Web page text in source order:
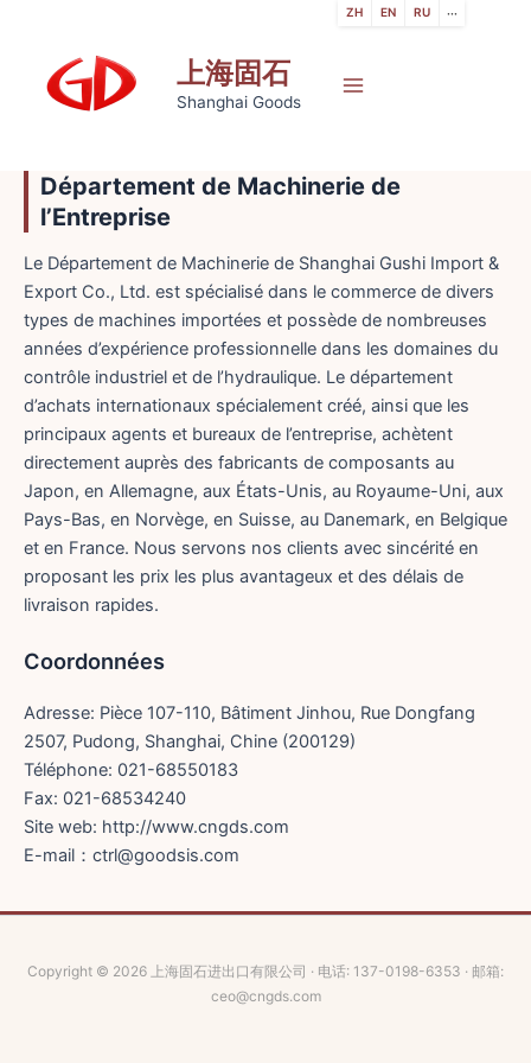
上海固石
Shanghai Goods
Département de Machinerie de
l’Entreprise
Le Département de Machinerie de Shanghai Gushi Import &
Export Co., Ltd. est spécialisé dans le commerce de divers
types de machines importées et possède de nombreuses
années d’expérience professionnelle dans les domaines du
contrôle industriel et de l’hydraulique. Le département
d’achats internationaux spécialement créé, ainsi que les
principaux agents et bureaux de l’entreprise, achètent
directement auprès des fabricants de composants au
Japon, en Allemagne, aux États-Unis, au Royaume-Uni, aux
Pays-Bas, en Norvège, en Suisse, au Danemark, en Belgique
et en France. Nous servons nos clients avec sincérité en
proposant les prix les plus avantageux et des délais de
livraison rapides.
Coordonnées
Adresse: Pièce 107-110, Bâtiment Jinhou, Rue Dongfang
2507, Pudong, Shanghai, Chine (200129)
Téléphone: 021-68550183
Fax: 021-68534240
Site web: http://www.cngds.com
E-mail：ctrl@goodsis.com
Copyright © 2026 上海固石进出口有限公司 · 电话: 137-0198-6353 · 邮箱:
ceo@cngds.com
ZH EN RU ···